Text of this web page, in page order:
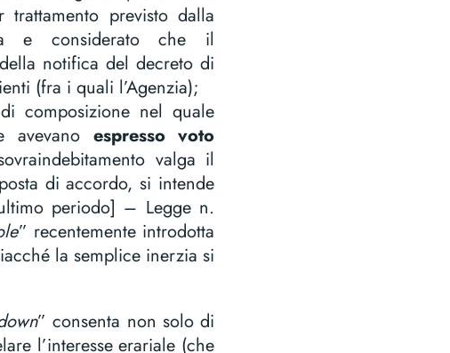
previsto dalla
e considerato che il
notifica del decreto di
(fra i quali l’Agenzia);
composizione nel quale
avevano espresso voto
valga il
di accordo, si intende
periodo] – Legge n.
” recentemente introdotta
la semplice inerzia si
” consenta non solo di
l’interesse erariale (che